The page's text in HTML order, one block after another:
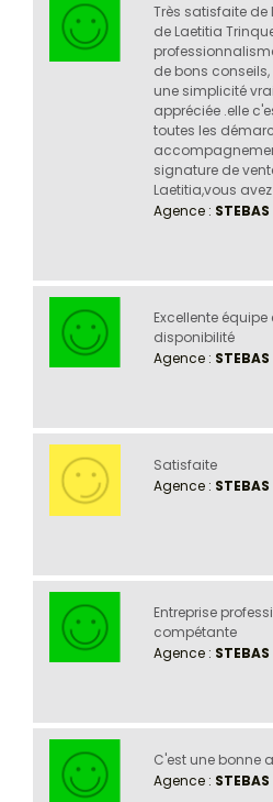
Très satisfaite
de Laetitia
de bons
une simplicité
appréciée .elle
toutes les
signature de
Laetitia,vous
Agence :
Excellente équipe
disponibilité
Agence :
Satisfaite
Agence :
Entreprise
compétante
Agence :
C'est une bonne
Agence :